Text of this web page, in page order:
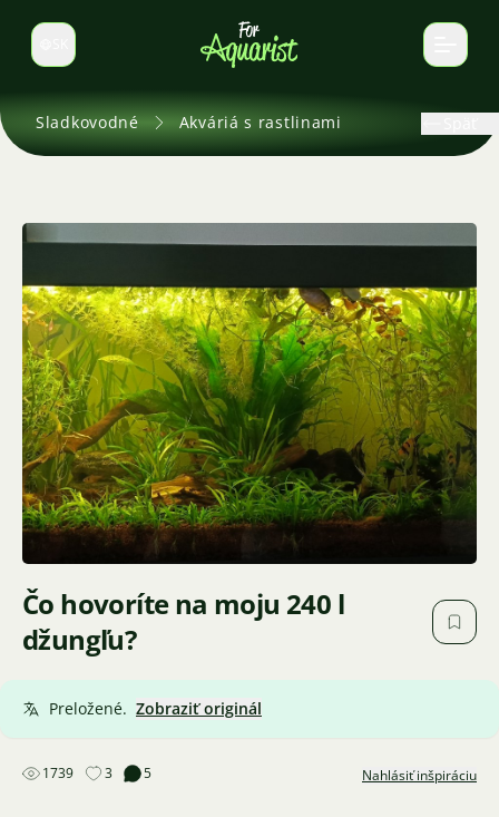
Prepnúť jazyk
Sladkovodné Akváriá s rastlinami
Čo hovoríte na moju 240 l
džungľu?
Preložené. Zobraziť originál
1739 3 5 Nahlásiť inšpiráciu